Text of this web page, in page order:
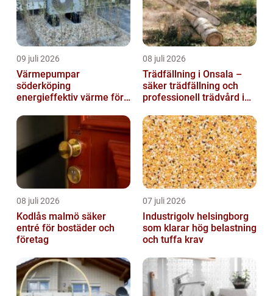
09 juli 2026
Värmepumpar
söderköping
energieffektiv värme för
08 juli 2026
Trädfällning i Onsala –
säker trädfällning och
professionell trädvård i
08 juli 2026
Kodlås malmö säker
entré för bostäder och
företag
07 juli 2026
Industrigolv helsingborg
som klarar hög belastning
och tuffa krav